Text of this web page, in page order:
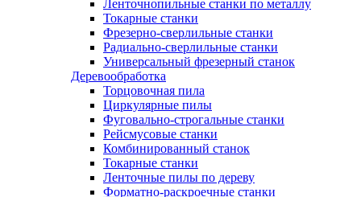
Ленточнопильные станки по металлу
Токарные станки
Фрезерно-сверлильные станки
Радиально-сверлильные станки
Универсальный фрезерный станок
Деревообработка
Торцовочная пила
Циркулярные пилы
Фуговально-строгальные станки
Рейсмусовые станки
Комбинированный станок
Токарные станки
Ленточные пилы по дереву
Форматно-раскроечные станки